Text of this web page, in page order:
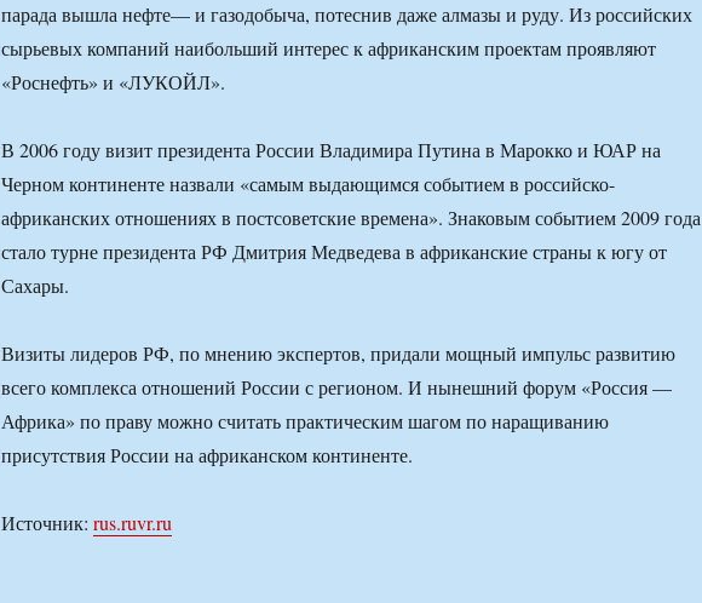
парада вышла нефте— и газодобыча, потеснив даже алмазы и руду. Из российских
сырьевых компаний наибольший интерес к африканским проектам проявляют
«Роснефть» и «ЛУКОЙЛ».
В 2006 году визит президента России Владимира Путина в Марокко и ЮАР на
Черном континенте назвали «самым выдающимся событием в российско-
африканских отношениях в постсоветские времена». Знаковым событием 2009 года
стало турне президента РФ Дмитрия Медведева в африканские страны к югу от
Сахары.
Визиты лидеров РФ, по мнению экспертов, придали мощный импульс развитию
всего комплекса отношений России с регионом. И нынешний форум «Россия —
Африка» по праву можно считать практическим шагом по наращиванию
присутствия России на африканском континенте.
Источник: rus.ruvr.ru